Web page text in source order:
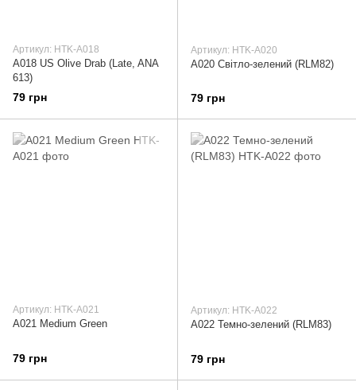
Артикул: HTK-A018
A018 US Olive Drab (Late, ANA
613)
79 грн
Артикул: HTK-A020
A020 Світло-зелений (RLM82)
79 грн
Артикул: HTK-A021
A021 Medium Green
79 грн
Артикул: HTK-A022
A022 Темно-зелений (RLM83)
79 грн